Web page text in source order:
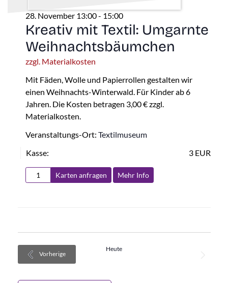
28. November 13:00- 15:00
Kreativ mit Textil: Umgarnte
Weihnachtsbäumchen
zzgl. Materialkosten
Mit Fäden, Wolle und Papierrollen gestalten wir
einen Weihnachts-Winterwald. Für Kinder ab 6
Jahren. Die Kosten betragen 3,00 € zzgl.
Materialkosten.
Veranstaltungs-Ort: Textilmuseum
Kasse:
3 EUR
Karten anfragen Mehr Info
VorherigeVeranstaltungen
Heute